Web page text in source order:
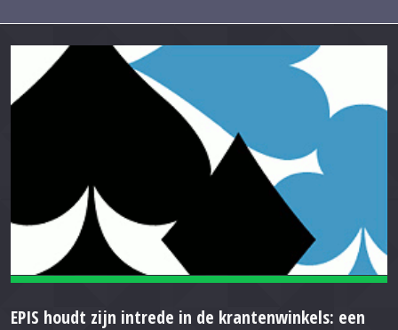
EPIS houdt zijn intrede in de krantenwinkels: een